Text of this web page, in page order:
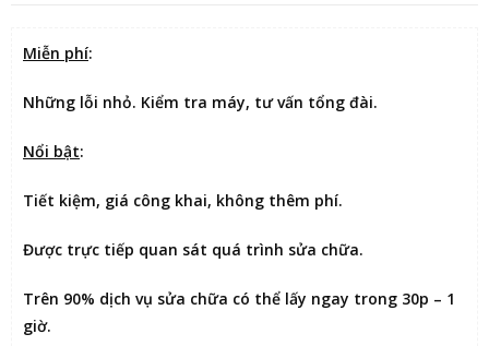
Miễn phí:
Những lỗi nhỏ. Kiểm tra máy, tư vấn tổng đài.
Nổi bật:
Tiết kiệm, giá công khai, không thêm phí.
Được trực tiếp quan sát quá trình sửa chữa.
Trên 90% dịch vụ sửa chữa có thể lấy ngay trong 30p – 1
giờ.